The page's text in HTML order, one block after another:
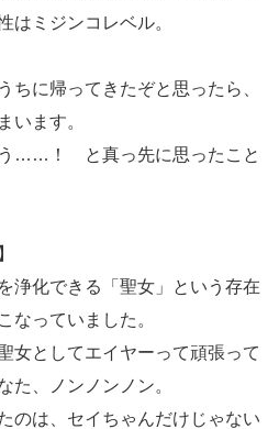
はミジンコレベル。
ちに帰ってきたぞと思ったら、
います。
う……！ と真っ先に思ったこと
浄化できる「聖女」という存在
なっていました。
女としてエイヤーって頑張って
、ノンノンノン。
のは、セイちゃんだけじゃない